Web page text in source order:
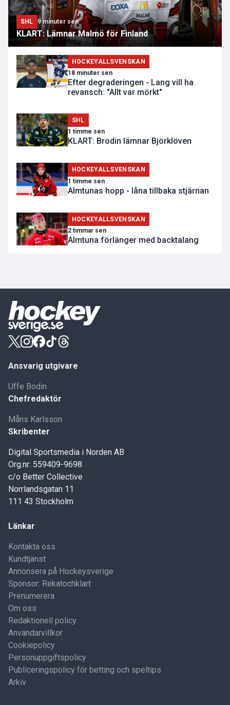
SHL 9 minuter sen
KLART: Lämnar Malmö för Finland
HOCKEYALLSVENSKAN
18 minuter sen
Efter degraderingen - Lang vill ha
revansch: "Allt var mörkt"
SHL
1 timme sen
KLART: Brodin lämnar Björklöven
HOCKEYALLSVENSKAN
1 timme sen
Almtunas hopp - låna tillbaka stjärnan
HOCKEYALLSVENSKAN
2 timmar sen
Almtuna förlänger med backtalang
Ansvarig utgivare
Uffe Bodin
Chefredaktör
Måns Karlsson
Skribenter
Digital Sportsmedia i Norden AB
Org.nr: 559409-9698
c/o Better Collective
Norrlandsgatan 11
111 43 Stockholm
Länkar
Kontakta oss
Kundtjänst
Annonsera på Hockeysverige
Sponsor: Rekatochklart
Prenumerera
Om oss
Redaktionell policy
Användarvillkor
Cookiepolicy
Personuppgiftspolicy
Publiceringspolicy för betting och speltips
Arkiv